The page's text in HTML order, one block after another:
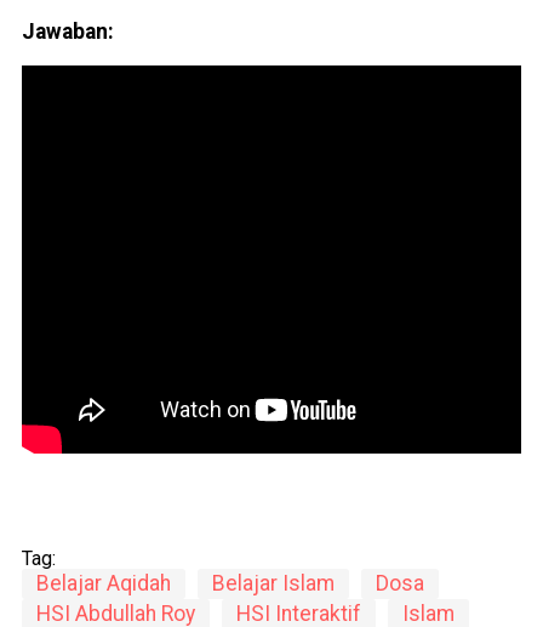
Jawaban:
Tag:
Belajar Aqidah Belajar Islam
Dosa
HSI Abdullah Roy
HSI Interaktif
Islam